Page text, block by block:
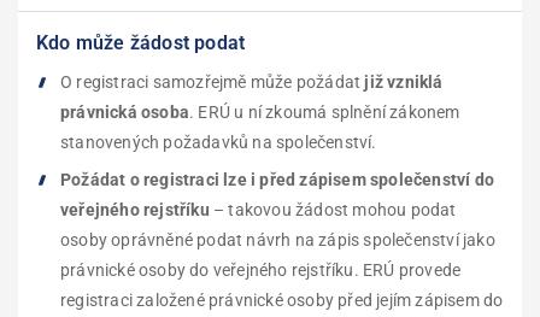
Kdo může žádost podat
O registraci samozřejmě může požádat již vzniklá
právnická osoba. ERÚ u ní zkoumá splnění zákonem
stanovených požadavků na společenství.
Požádat o registraci lze i před zápisem společenství do
veřejného rejstříku – takovou žádost mohou podat
osoby oprávněné podat návrh na zápis společenství jako
právnické osoby do veřejného rejstříku. ERÚ provede
registraci založené právnické osoby před jejím zápisem do